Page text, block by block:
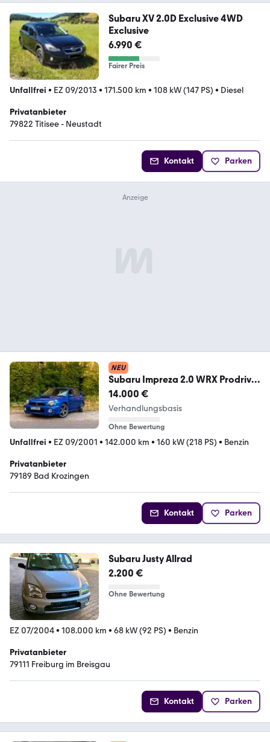
Subaru XV 2.0D Exclusive 4WD
Exclusive
6.990 €
Fairer Preis
Unfallfrei • EZ 09/2013 • 171.500 km • 108 kW (147 PS) • Diesel
Privatanbieter
79822 Titisee - Neustadt
Kontakt Parken
NEU
Subaru Impreza 2.0 WRX Prodrive
Optik RHD Sti-Blau
14.000 €
Verhandlungsbasis
Ohne Bewertung
Unfallfrei • EZ 09/2001 • 142.000 km • 160 kW (218 PS) • Benzin
Privatanbieter
79189 Bad Krozingen
Kontakt Parken
Subaru Justy Allrad
2.200 €
Ohne Bewertung
EZ 07/2004• 108.000 km • 68 kW (92 PS) • Benzin
Privatanbieter
79111 Freiburg im Breisgau
Kontakt Parken